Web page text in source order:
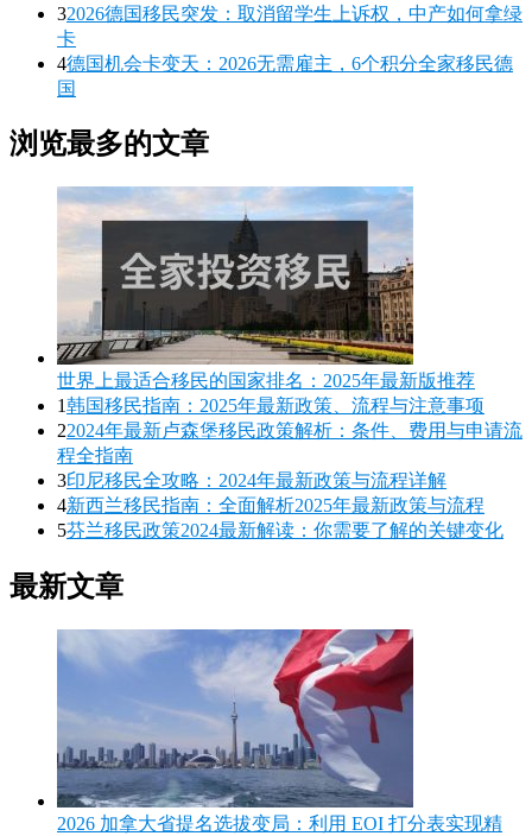
32026德国移民突发：取消留学生上诉权，中产如何拿绿
卡
4德国机会卡变天：2026无需雇主，6个积分全家移民德
国
浏览最多的文章
世界上最适合移民的国家排名：2025年最新版推荐
1韩国移民指南：2025年最新政策、流程与注意事项
22024年最新卢森堡移民政策解析：条件、费用与申请流
程全指南
3印尼移民全攻略：2024年最新政策与流程详解
4新西兰移民指南：全面解析2025年最新政策与流程
5芬兰移民政策2024最新解读：你需要了解的关键变化
最新文章
2026 加拿大省提名选拔变局：利用 EOI 打分表实现精